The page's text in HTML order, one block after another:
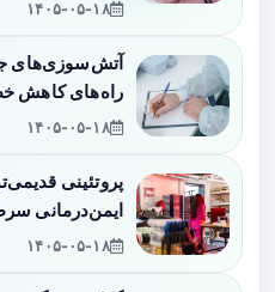
۱۴۰۵-۰۵-۱۸
آتش‌سوزی‌های
راه‌های کاهش
۱۴۰۵-۰۵-۱۸
پروتئینی
ایمن‌درمانی
۱۴۰۵-۰۵-۱۸